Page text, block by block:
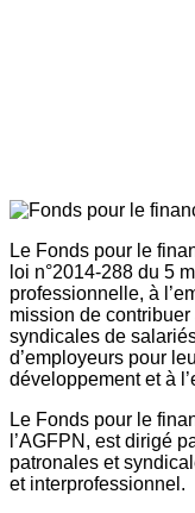
Le Fonds pour le
loi n°2014-288 du 5
professionnelle, à
mission de
syndicales de
d’employeurs pour
développement et à
Le Fonds pour le
l’AGFPN, est dirigé
patronales et
et interprofessionnel.